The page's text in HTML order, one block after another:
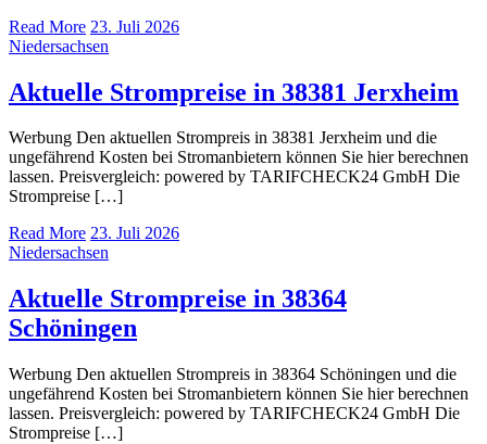
Read More 23. Juli 2026
Niedersachsen
Aktuelle Strompreise in 38381 Jerxheim
Werbung Den aktuellen Strompreis in 38381 Jerxheim und die
ungefährend Kosten bei Stromanbietern können Sie hier berechnen
lassen. Preisvergleich: powered by TARIFCHECK24 GmbH Die
Strompreise […]
Read More 23. Juli 2026
Niedersachsen
Aktuelle Strompreise in 38364
Schöningen
Werbung Den aktuellen Strompreis in 38364 Schöningen und die
ungefährend Kosten bei Stromanbietern können Sie hier berechnen
lassen. Preisvergleich: powered by TARIFCHECK24 GmbH Die
Strompreise […]